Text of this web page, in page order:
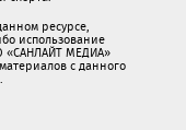
ресурсе,
использование
«САНЛАЙТ МЕДИА»
с данного